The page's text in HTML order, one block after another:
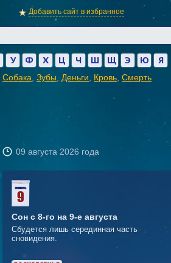
Добавить сайт в избранное
У Ф Х Ц Ч Ш Щ Э Ю Я
Собака Зубы Деньги Кровь Смерть
09 августа 2026 года
Сон с 8-го на 9-е августа
Сбудется лишь серединная часть
сновидения.